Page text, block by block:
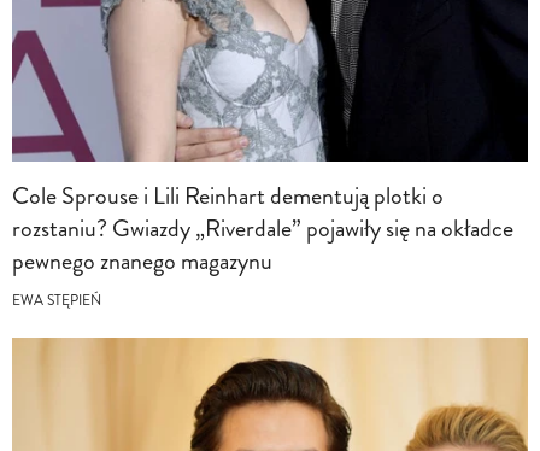
Cole Sprouse i Lili Reinhart dementują plotki o
rozstaniu? Gwiazdy „Riverdale” pojawiły się na okładce
pewnego znanego magazynu
EWA STĘPIEŃ